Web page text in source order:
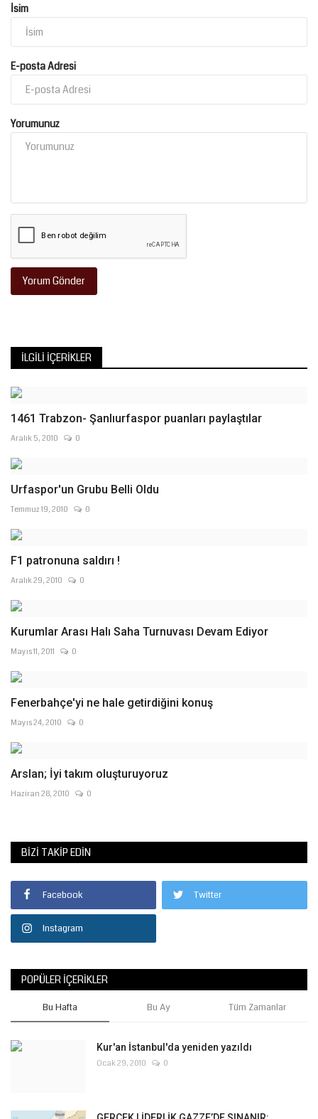
İsim
E-posta Adresi
Yorumunuz
Yorum Gönder
İLGILI İÇERIKLER
1461 Trabzon- Şanlıurfaspor puanları paylaştılar
Aralık 5, 2010 0
Urfaspor'un Grubu Belli Oldu
Temmuz 19, 2010 0
F1 patronuna saldırı !
Aralık 29, 2010 0
Kurumlar Arası Halı Saha Turnuvası Devam Ediyor
Mayıs 11, 2011 0
Fenerbahçe'yi ne hale getirdiğini konuş
Mayıs 24, 2010 0
Arslan; İyi takım oluşturuyoruz
Haziran 28, 2010 0
BIZI TAKIP EDIN
Facebook Twitter
Instagram
POPÜLER İÇERIKLER
Bu Hafta Bu Ay Tüm Zamanlar
Kur'an İstanbul'da yeniden yazıldı
Ocak 29, 2010 0